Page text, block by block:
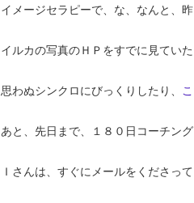
イメージセラピーで、な、なんと、昨
イルカの写真のＨＰをすでに見ていた
思わぬシンクロにびっくりしたり、
あと、先日まで、１８０日コーチング
Ｉさんは、すぐにメールをくださって